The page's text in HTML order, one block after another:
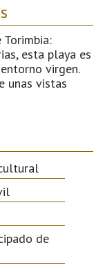
esta playa es
virgen.
unas vistas
de